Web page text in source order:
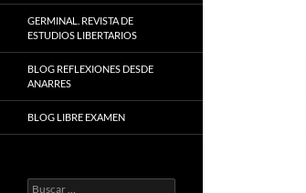
GERMINAL. REVISTA DE
ESTUDIOS LIBERTARIOS
BLOG REFLEXIONES DESDE
ANARRES
BLOG LIBRE EXAMEN
Buscar: